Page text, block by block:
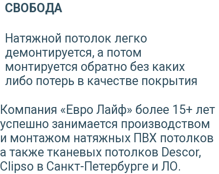
СВОБОДА
Натяжной потолок легко
демонтируется, а потом
монтируется обратно без каких
либо потерь в качестве покрытия
Компания «Евро Лайф» более 15+ лет
успешно занимается производством
и монтажом натяжных ПВХ потолков
а также тканевых потолков Descor,
Clipso в Санкт-Петербурге и ЛО.